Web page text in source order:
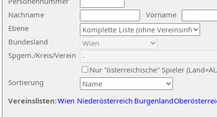
Nachname
Vorname
Ebene
Sortierung
Bundesland
Spgem./Kreis/Verein
Nur "österreichische" Spieler
Vereinslisten:Wien Niederösterreich Burgenland